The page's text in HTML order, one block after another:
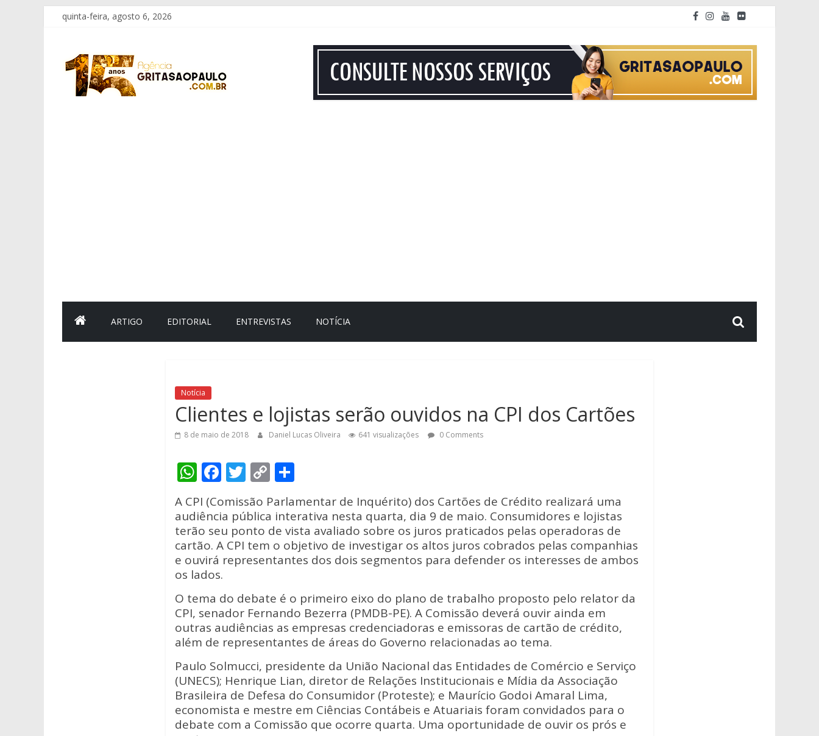
Pular
para
conteúdo
quinta-feira, agosto 6, 2026
Grita
São
ARTIGO EDITORIAL ENTREVISTAS NOTÍCIA
Notícia
Clientes e lojistas serão ouvidos na CPI dos Cartões
8 de maio de 2018 Daniel Lucas Oliveira 641 visualizações 0 Comments
W
h
at
s
A
p
F
ac
e
b
o
o
k
T
w
itt
er
C
o
p
y
Li
n
ar
e
A CPI (Comissão Parlamentar de Inquérito) dos Cartões de Crédito realizará uma
audiência pública interativa nesta quarta, dia 9 de maio. Consumidores e lojistas
terão seu ponto de vista avaliado sobre os juros praticados pelas operadoras de
cartão. A CPI tem o objetivo de investigar os altos juros cobrados pelas companhias
e ouvirá representantes dos dois segmentos para defender os interesses de ambos
os lados.
O tema do debate é o primeiro eixo do plano de trabalho proposto pelo relator da
CPI, senador Fernando Bezerra (PMDB-PE). A Comissão deverá ouvir ainda em
outras audiências as empresas credenciadoras e emissoras de cartão de crédito,
além de representantes de áreas do Governo relacionadas ao tema.
Paulo Solmucci, presidente da União Nacional das Entidades de Comércio e Serviço
(UNECS); Henrique Lian, diretor de Relações Institucionais e Mídia da Associação
Brasileira de Defesa do Consumidor (Proteste); e Maurício Godoi Amaral Lima,
economista e mestre em Ciências Contábeis e Atuariais foram convidados para o
debate com a Comissão que ocorre quarta. Uma oportunidade de ouvir os prós e